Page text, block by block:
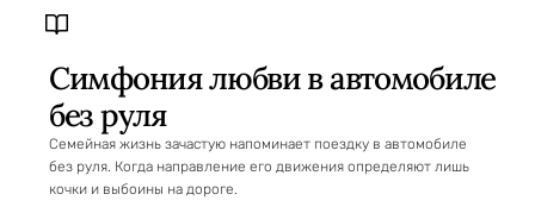
Симфония любви в автомобиле
без руля
Семейная жизнь зачастую напоминает поездку в автомобиле
без руля. Когда направление его движения определяют лишь
кочки и выбоины на дороге.